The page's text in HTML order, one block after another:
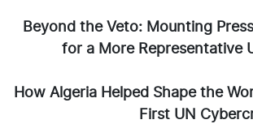
Beyond the Veto: Mounting
for a More Representative
How Algeria Helped Shape the
First UN